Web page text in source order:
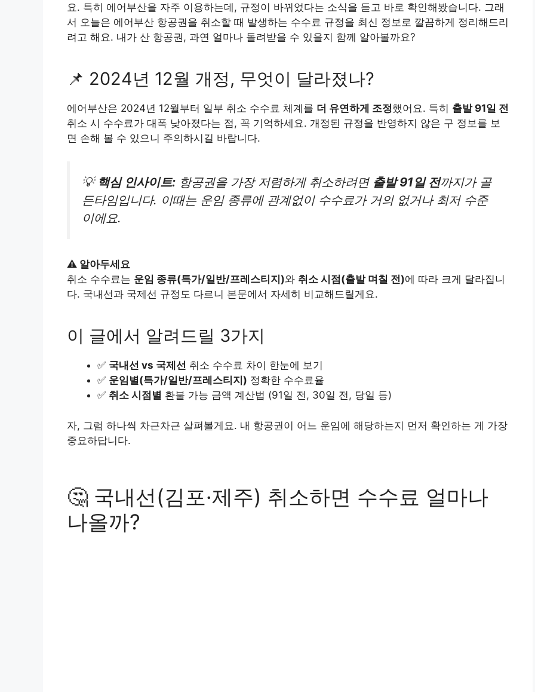
요. 특히 에어부산을 자주 이용하는데, 규정이 바뀌었다는 소식을 듣고 바로 확인해봤습니다. 그래
서 오늘은 에어부산 항공권을 취소할 때 발생하는 수수료 규정을 최신 정보로 깔끔하게 정리해드리
려고 해요. 내가 산 항공권, 과연 얼마나 돌려받을 수 있을지 함께 알아볼까요?
📌 2024년 12월 개정, 무엇이 달라졌나?
에어부산은 2024년 12월부터 일부 취소 수수료 체계를 더 유연하게 조정했어요. 특히 출발 91일 전
취소 시 수수료가 대폭 낮아졌다는 점, 꼭 기억하세요. 개정된 규정을 반영하지 않은 구 정보를 보
면 손해 볼 수 있으니 주의하시길 바랍니다.
💡 핵심 인사이트: 항공권을 가장 저렴하게 취소하려면 출발 91일 전까지가 골
든타임입니다. 이때는 운임 종류에 관계없이 수수료가 거의 없거나 최저 수준
이에요.
⚠️ 알아두세요
취소 수수료는 운임 종류(특가/일반/프레스티지)와 취소 시점(출발 며칠 전)에 따라 크게 달라집니
다. 국내선과 국제선 규정도 다르니 본문에서 자세히 비교해드릴게요.
이 글에서 알려드릴 3가지
✅ 국내선 vs 국제선 취소 수수료 차이 한눈에 보기
✅ 운임별(특가/일반/프레스티지) 정확한 수수료율
✅ 취소 시점별 환불 가능 금액 계산법 (91일 전, 30일 전, 당일 등)
자, 그럼 하나씩 차근차근 살펴볼게요. 내 항공권이 어느 운임에 해당하는지 먼저 확인하는 게 가장
중요하답니다.
🤔 국내선(김포·제주) 취소하면 수수료 얼마나
나올까?